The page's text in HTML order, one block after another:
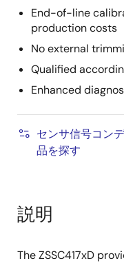
End-of-line
production costs
No external
Qualified
Enhanced
センサ信号コン
品を探す
説明
The ZSSC417xD